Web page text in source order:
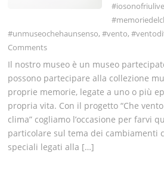
#unmuseochehaunsenso,#vento,
Comments
Il nostro museo è un museo
possono partecipare alla collezione
proprie memorie, legate a uno o più
propria vita. Con il progetto “Che
clima” cogliamo l’occasione per farvi
particolare sul tema dei cambiamenti
speciali legati alla […]